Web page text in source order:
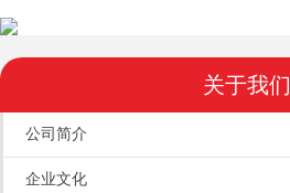
关于我们
公司简介
企业文化